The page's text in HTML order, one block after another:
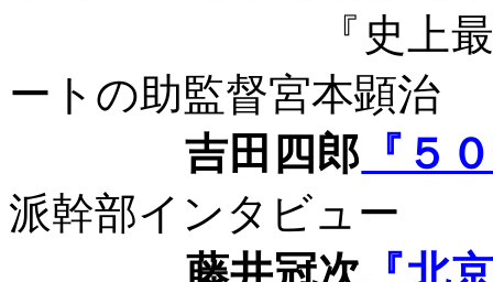
『史上
ートの助監督宮本顕治
吉田四郎 『５
派幹部インタビュー